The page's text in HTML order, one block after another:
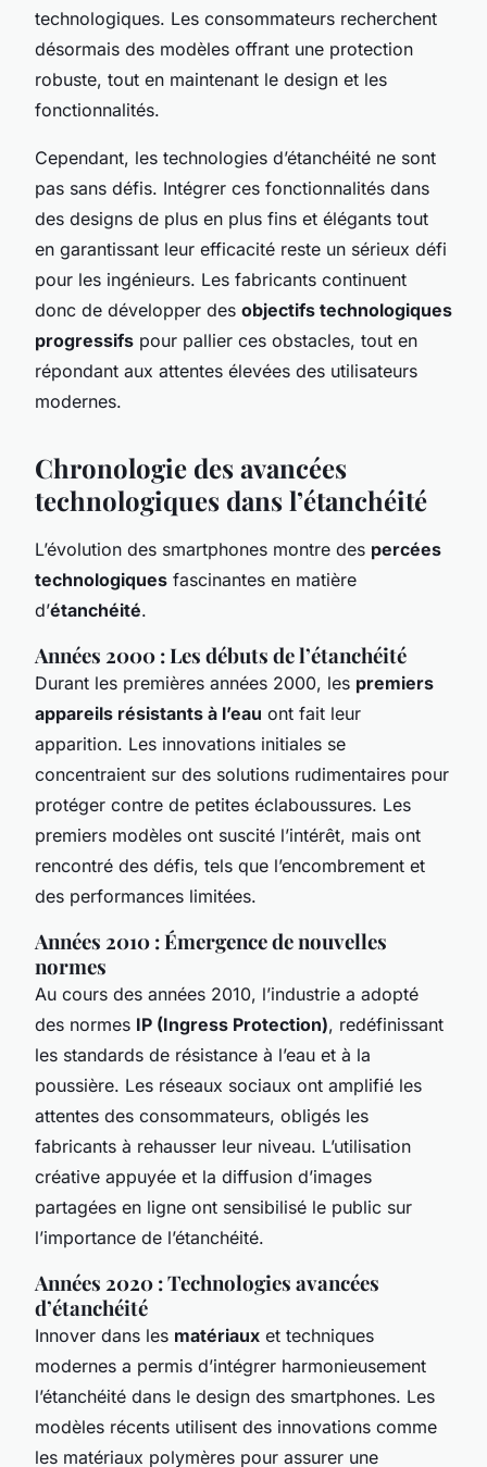
technologiques. Les consommateurs recherchent
désormais des modèles offrant une protection
robuste, tout en maintenant le design et les
fonctionnalités.
Cependant, les technologies d’étanchéité ne sont
pas sans défis. Intégrer ces fonctionnalités dans
des designs de plus en plus fins et élégants tout
en garantissant leur efficacité reste un sérieux défi
pour les ingénieurs. Les fabricants continuent
donc de développer des objectifs technologiques
progressifs pour pallier ces obstacles, tout en
répondant aux attentes élevées des utilisateurs
modernes.
Chronologie des avancées
technologiques dans l’étanchéité
L’évolution des smartphones montre des percées
technologiques fascinantes en matière
d’étanchéité.
Années 2000 : Les débuts de l’étanchéité
Durant les premières années 2000, les premiers
appareils résistants à l’eau ont fait leur
apparition. Les innovations initiales se
concentraient sur des solutions rudimentaires pour
protéger contre de petites éclaboussures. Les
premiers modèles ont suscité l’intérêt, mais ont
rencontré des défis, tels que l’encombrement et
des performances limitées.
Années 2010 : Émergence de nouvelles
normes
Au cours des années 2010, l’industrie a adopté
des normes IP (Ingress Protection), redéfinissant
les standards de résistance à l’eau et à la
poussière. Les réseaux sociaux ont amplifié les
attentes des consommateurs, obligés les
fabricants à rehausser leur niveau. L’utilisation
créative appuyée et la diffusion d’images
partagées en ligne ont sensibilisé le public sur
l’importance de l’étanchéité.
Années 2020 : Technologies avancées
d’étanchéité
Innover dans les matériaux et techniques
modernes a permis d’intégrer harmonieusement
l’étanchéité dans le design des smartphones. Les
modèles récents utilisent des innovations comme
les matériaux polymères pour assurer une